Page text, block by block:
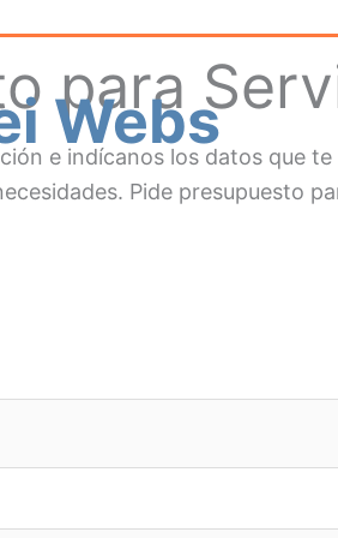
para
Webs
e indícanos los datos que
Pide presupuesto